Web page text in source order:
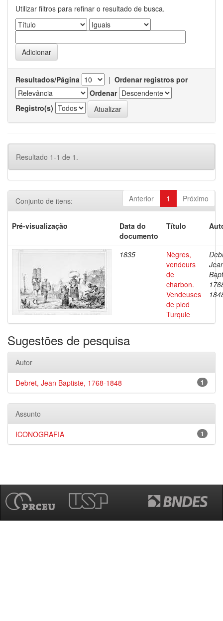
Utilizar filtros para refinar o resultado de busca.
Resultados/Página | Ordenar registros por
Ordenar
Registro(s)
Resultado 1-1 de 1.
Anterior 1 Próximo
Conjunto de itens:
Pré-visualização
Data do
documento
Título
1835
Nègres,
vendeurs
de
charbon.
Vendeuses
de pled
Turquie
Sugestões de pesquisa
Autor
1
Debret, Jean Baptiste, 1768-1848
Assunto
1
ICONOGRAFIA